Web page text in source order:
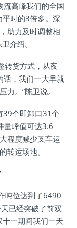
流高峰我们的全国
时的3倍多。深
助力及时调整相
介绍。
转货方式，从夜
话，我们一大早就
。”陈卫说。
39个即卸口31个
量峰值可达3.6
程度减少叉车运
转运场地。
吨位达到了6490
已经突破了前双
一期间我们一天